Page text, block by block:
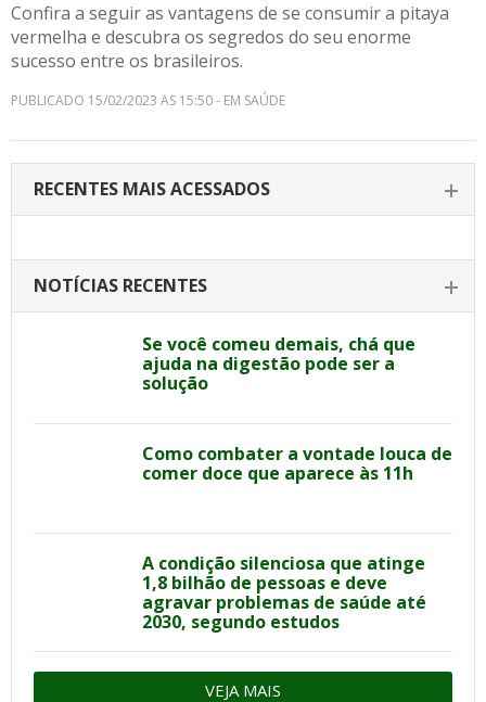
Confira a seguir as vantagens de se consumir a pitaya
vermelha e descubra os segredos do seu enorme
sucesso entre os brasileiros.
PUBLICADO 15/02/2023 AS 15:50 - EM SAÚDE
RECENTES MAIS ACESSADOS
NOTÍCIAS RECENTES
Se você comeu demais, chá que
ajuda na digestão pode ser a
solução
Como combater a vontade louca de
comer doce que aparece às 11h
A condição silenciosa que atinge
1,8 bilhão de pessoas e deve
agravar problemas de saúde até
2030, segundo estudos
VEJA MAIS